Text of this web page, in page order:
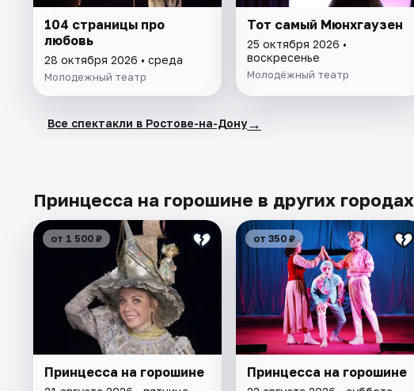
104 страницы про
любовь
28 октября 2026 • среда
Молодежный театр
Тот самый Мюнхгаузен
25 октября 2026 •
воскресенье
Молодёжный театр
Все спектакли в Ростове-на-Дону→
Принцесса на горошине в других городах
от 1 500 ₽
Принцесса на горошине
от 350 ₽
Принцесса на горошине